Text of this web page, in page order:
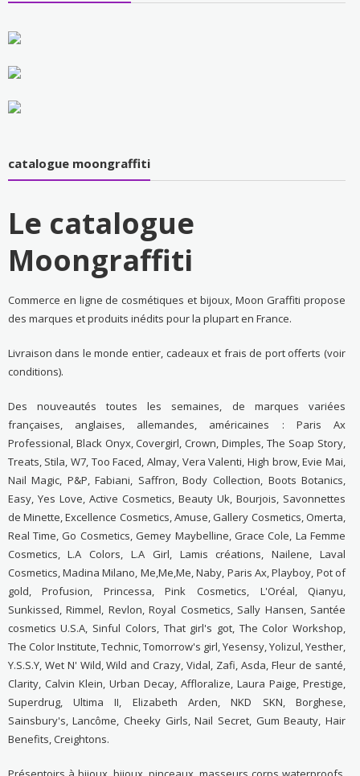
catalogue moongraffiti
Le catalogue
Moongraffiti
Commerce en ligne de cosmétiques et bijoux, Moon Graffiti propose
des marques et produits inédits pour la plupart en France.
Livraison dans le monde entier, cadeaux et frais de port offerts (voir
conditions).
Des nouveautés toutes les semaines, de marques variées
françaises, anglaises, allemandes, américaines : Paris Ax
Professional, Black Onyx, Covergirl, Crown, Dimples, The Soap Story,
Treats, Stila, W7, Too Faced, Almay, Vera Valenti, High brow, Evie Mai,
Nail Magic, P&P, Fabiani, Saffron, Body Collection, Boots Botanics,
Easy, Yes Love, Active Cosmetics, Beauty Uk, Bourjois, Savonnettes
de Minette, Excellence Cosmetics, Amuse, Gallery Cosmetics, Omerta,
Real Time, Go Cosmetics, Gemey Maybelline, Grace Cole, La Femme
Cosmetics, L.A Colors, L.A Girl, Lamis créations, Nailene, Laval
Cosmetics, Madina Milano, Me,Me,Me, Naby, Paris Ax, Playboy, Pot of
gold, Profusion, Princessa, Pink Cosmetics, L'Oréal, Qianyu,
Sunkissed, Rimmel, Revlon, Royal Cosmetics, Sally Hansen, Santée
cosmetics U.S.A, Sinful Colors, That girl's got, The Color Workshop,
The Color Institute, Technic, Tomorrow's girl, Yesensy, Yolizul, Yesther,
Y.S.S.Y, Wet N' Wild, Wild and Crazy, Vidal, Zafi, Asda, Fleur de santé,
Clarity, Calvin Klein, Urban Decay, Affloralize, Laura Paige, Prestige,
Superdrug, Ultima II, Elizabeth Arden, NKD SKN, Borghese,
Sainsbury's, Lancôme, Cheeky Girls, Nail Secret, Gum Beauty, Hair
Benefits, Creightons.